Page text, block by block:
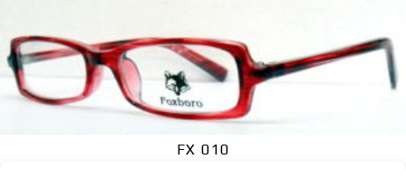
FX 010